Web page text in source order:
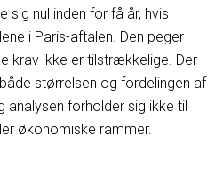
sig nul inden for få år, hvis
i Paris-aftalen. Den peger
krav ikke er tilstrækkelige. Der
størrelsen og fordelingen af
analysen forholder sig ikke til
økonomiske rammer.